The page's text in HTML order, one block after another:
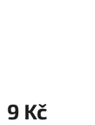
9 Kč